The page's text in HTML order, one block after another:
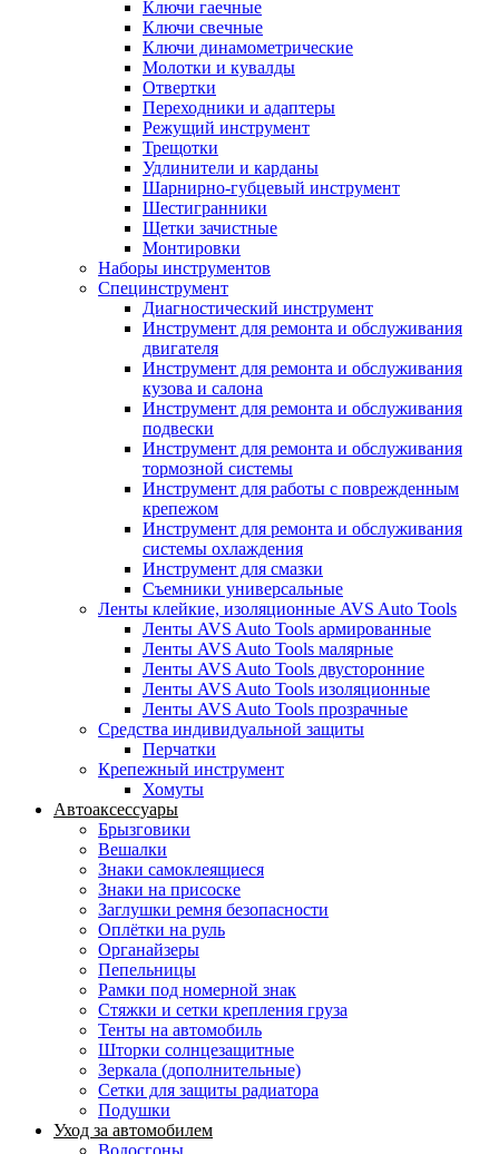
Ключи гаечные
Ключи свечные
Ключи динамометрические
Молотки и кувалды
Отвертки
Переходники и адаптеры
Режущий инструмент
Трещотки
Удлинители и карданы
Шарнирно-губцевый инструмент
Шестигранники
Щетки зачистные
Монтировки
Наборы инструментов
Специнструмент
Диагностический инструмент
Инструмент для ремонта и обслуживания
двигателя
Инструмент для ремонта и обслуживания
кузова и салона
Инструмент для ремонта и обслуживания
подвески
Инструмент для ремонта и обслуживания
тормозной системы
Инструмент для работы с поврежденным
крепежом
Инструмент для ремонта и обслуживания
системы охлаждения
Инструмент для смазки
Съемники универсальные
Ленты клейкие, изоляционные AVS Auto Tools
Ленты AVS Auto Tools армированные
Ленты AVS Auto Tools малярные
Ленты AVS Auto Tools двусторонние
Ленты AVS Auto Tools изоляционные
Ленты AVS Auto Tools прозрачные
Средства индивидуальной защиты
Перчатки
Крепежный инструмент
Хомуты
Автоаксессуары
Брызговики
Вешалки
Знаки самоклеящиеся
Знаки на присоске
Заглушки ремня безопасности
Оплётки на руль
Органайзеры
Пепельницы
Рамки под номерной знак
Стяжки и сетки крепления груза
Тенты на автомобиль
Шторки солнцезащитные
Зеркала (дополнительные)
Сетки для защиты радиатора
Подушки
Уход за автомобилем
Водосгоны